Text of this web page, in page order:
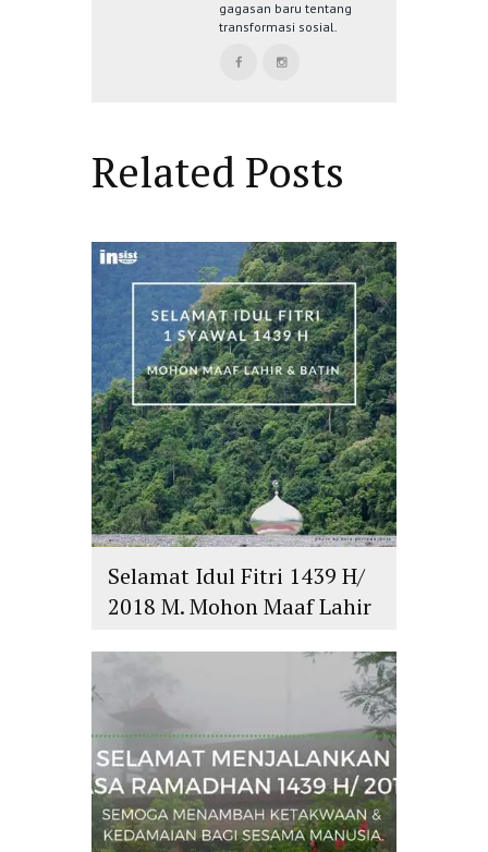
gagasan baru tentang
transformasi sosial.
Related Posts
Selamat Idul Fitri 1439 H/
2018 M. Mohon Maaf Lahir